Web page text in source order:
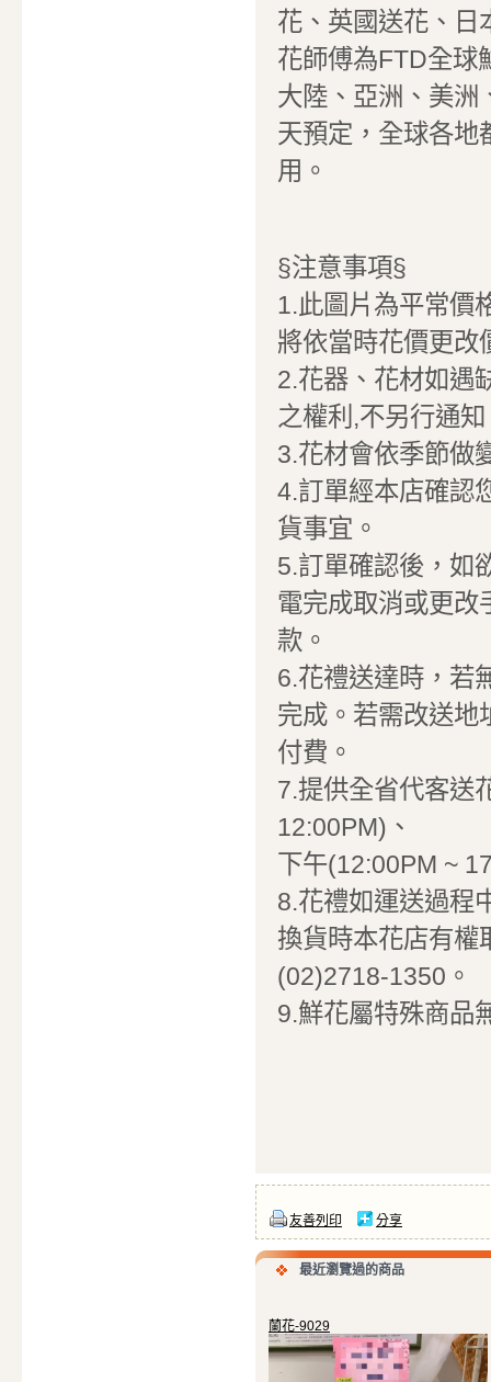
花、英國送花、日
花師傅為FTD全球
大陸、亞洲、美洲
天預定，全球各地
用。
§注意事項§
1.此圖片為平常價
將依當時花價更改
2.花器、花材如遇
之權利,不另行通
3.花材會依季節做
4.訂單經本店確認
貨事宜。
5.訂單確認後，如
電完成取消或更改
款。
6.花禮送達時，若
完成。若需改送地
付費。
7.提供全省代客送
12:00PM)、
下午(12:00PM ~
8.花禮如運送過程
換貨時本花店有權
(02)2718-1350。
9.鮮花屬特殊商品
友善列印 分享
最近瀏覽過的商品
蘭花-9029